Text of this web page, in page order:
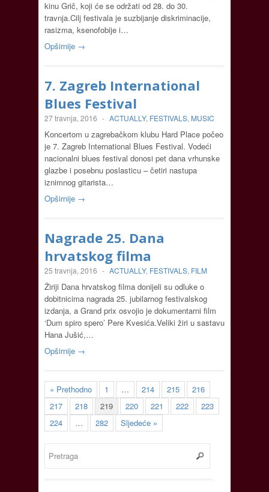
kinu Grič, koji će se održati od 28. do 30.
travnja.Cilj festivala je suzbijanje diskriminacije,
rasizma, ksenofobije i…
Opširnije →
7. Zagreb International
Blues Festival
27 travnja, 2016 - ACTUALLY, FESTIVALS, MUSIC
Koncertom u zagrebačkom klubu Hard Place počeo
je 7. Zagreb International Blues Festival. Vodeći
nacionalni blues festival donosi pet dana vrhunske
glazbe i posebnu poslasticu – četiri nastupa
iznimnog gitarista…
Opširnije →
Nagrade 25. Dana
hrvatskog filma
25 travnja, 2016 - ACTUALLY, FESTIVALS, FILM
Žiriji Dana hrvatskog filma donijeli su odluke o
dobitnicima nagrada 25. jubilarnog festivalskog
izdanja, a Grand prix osvojio je dokumentarni film
‘Dum spiro spero’ Pere Kvesića.Veliki žiri u sastavu
Hana Jušić,…
Opširnije →
« Prethodno 1 … 214 215
216
217
218 219 220 221 222
223
224
… 282 Sljedeće »